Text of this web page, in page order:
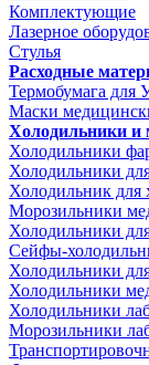
Комплектующие
Лазерное
Стулья
Расходные
Термобумага для
Маски
Холодильники и
Холодильники
Холодильники
Холодильник для
Морозильники
Холодильники
Сейфы-
Холодильники
Холодильники
Холодильники
Морозильники